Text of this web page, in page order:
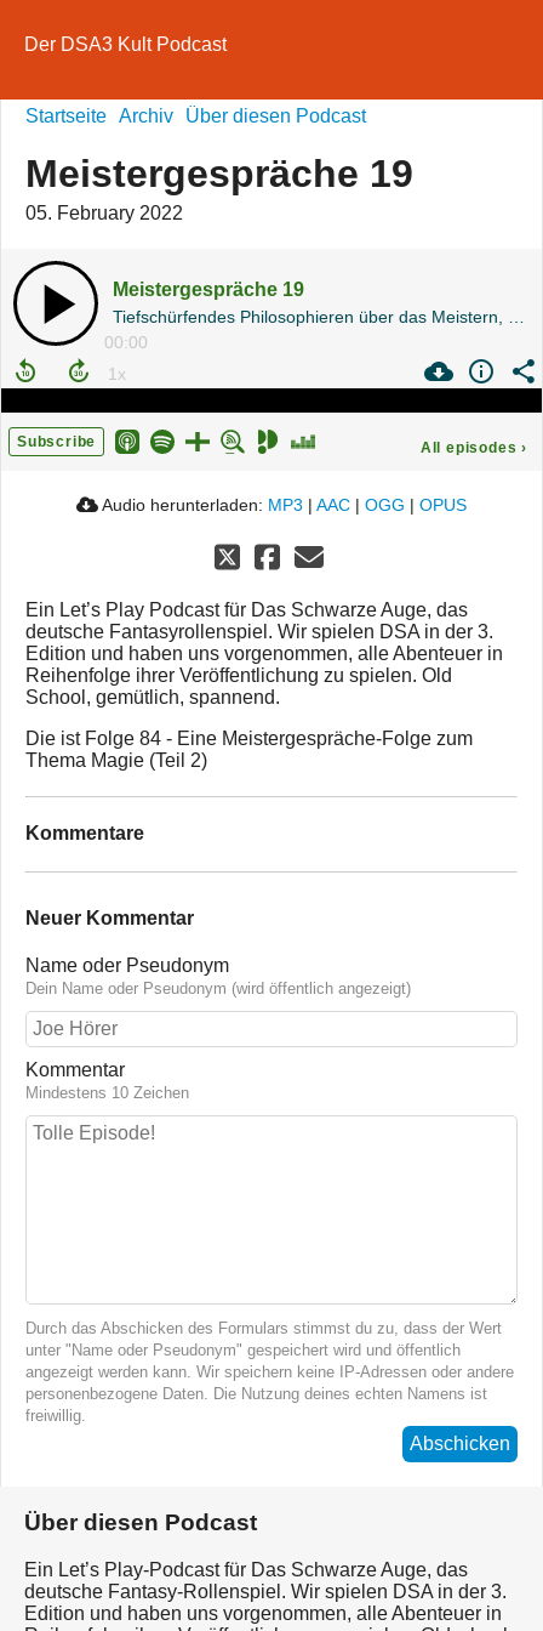
Der DSA3 Kult Podcast
Startseite Archiv Über diesen Podcast
Meistergespräche 19
05. February 2022
Meistergespräche 19
00:00
Subscribe All episodes ›
Audio herunterladen: MP3 | AAC | OGG | OPUS
Ein Let’s Play Podcast für Das Schwarze Auge, das
deutsche Fantasyrollenspiel. Wir spielen DSA in der 3.
Edition und haben uns vorgenommen, alle Abenteuer in
Reihenfolge ihrer Veröffentlichung zu spielen. Old
School, gemütlich, spannend.
Die ist Folge 84 - Eine Meistergespräche-Folge zum
Thema Magie (Teil 2)
Kommentare
Neuer Kommentar
Name oder Pseudonym
Dein Name oder Pseudonym (wird öffentlich angezeigt)
Kommentar
Mindestens 10 Zeichen
Durch das Abschicken des Formulars stimmst du zu, dass der Wert
unter "Name oder Pseudonym" gespeichert wird und öffentlich
angezeigt werden kann. Wir speichern keine IP-Adressen oder andere
personenbezogene Daten. Die Nutzung deines echten Namens ist
freiwillig.
Abschicken
Über diesen Podcast
Ein Let’s Play-Podcast für Das Schwarze Auge, das
deutsche Fantasy-Rollenspiel. Wir spielen DSA in der 3.
Edition und haben uns vorgenommen, alle Abenteuer in